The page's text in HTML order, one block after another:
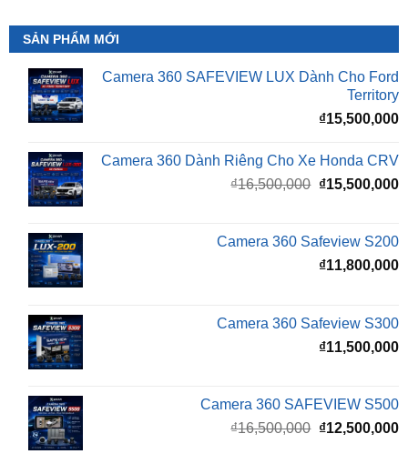
Camera 360 SAFEVIEW LUX Dành Cho Ford
₫15,500,000
Camera 360 Dành Riêng Cho Xe Honda CRV
gốc
₫16,500,000.
Camera 360 Safeview S200
Camera 360 Safeview S300
Camera 360 SAFEVIEW S500
gốc
₫16,500,000.
Màn Hình Android TMAS 10.33 Inch Cho